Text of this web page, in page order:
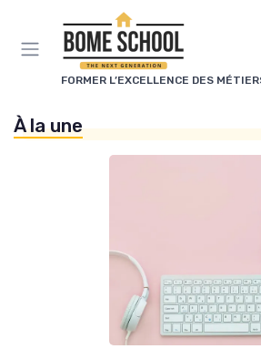
FORMER L’EXCELLENCE DES
À la une
Panneau de gestion des cookies